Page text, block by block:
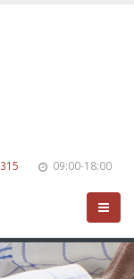
09:00-18:00